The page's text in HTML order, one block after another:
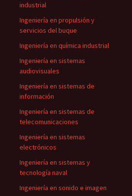
industrial
Ingeniería en propulsión y
servicios del buque
Ingeniería en química industrial
Ingeniería en sistemas
audiovisuales
Ingeniería en sistemas de
información
Ingeniería en sistemas de
telecomunicaciones
Ingeniería en sistemas
electrónicos
Ingeniería en sistemas y
tecnología naval
Ingeniería en sonido e imagen